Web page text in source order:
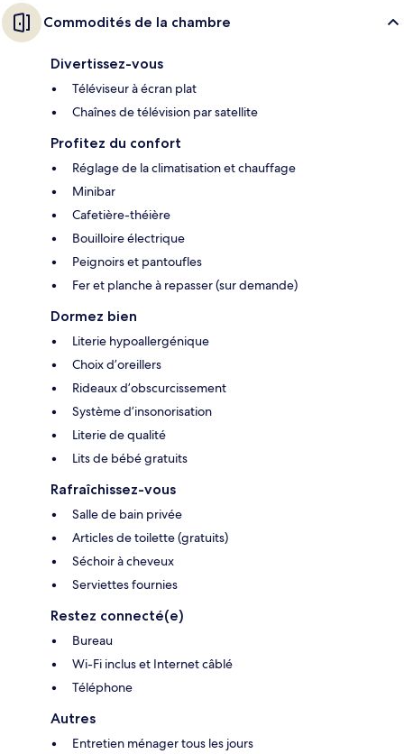
Commodités de la chambre
Divertissez-vous
Téléviseur à écran plat
Chaînes de télévision par satellite
Profitez du confort
Réglage de la climatisation et chauffage
Minibar
Cafetière-théière
Bouilloire électrique
Peignoirs et pantoufles
Fer et planche à repasser (sur demande)
Dormez bien
Literie hypoallergénique
Choix d’oreillers
Rideaux d’obscurcissement
Système d’insonorisation
Literie de qualité
Lits de bébé gratuits
Rafraîchissez-vous
Salle de bain privée
Articles de toilette (gratuits)
Séchoir à cheveux
Serviettes fournies
Restez connecté(e)
Bureau
Wi-Fi inclus et Internet câblé
Téléphone
Autres
Entretien ménager tous les jours